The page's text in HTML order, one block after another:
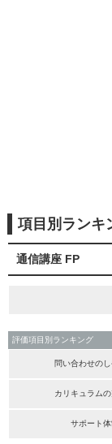
項目別ランキ
通信講座 FP
評価項目別ランキング
問い合わせのし
カリキュラム
サポート体